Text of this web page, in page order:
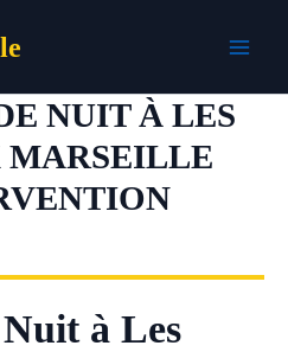
NUIT À LES
MARSEILLE
à Les